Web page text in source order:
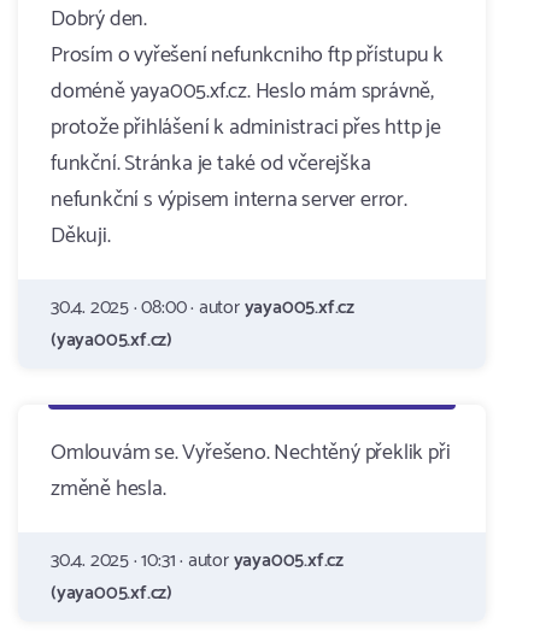
Dobrý den.
Prosím o vyřešení nefunkcniho ftp přístupu k
doméně yaya005.xf.cz. Heslo mám správně,
protože přihlášení k administraci přes http je
funkční. Stránka je také od včerejška
nefunkční s výpisem interna server error.
Děkuji.
30.4. 2025 · 08:00 · autoryaya005.xf.cz
(yaya005.xf.cz)
Omlouvám se. Vyřešeno. Nechtěný překlik při
změně hesla.
30.4. 2025 · 10:31 · autoryaya005.xf.cz
(yaya005.xf.cz)